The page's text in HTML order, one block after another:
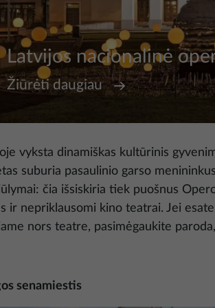
Latvijos nacionalinė
Žiūrėti daugiau
vyksta dinamiškas kultūrinis
suburia pasaulinio garso
čia išsiskiria tiek puošnus
ir nepriklausomi kino teatrai. Jei
nors teatre, pasimėgaukite
senamiestis